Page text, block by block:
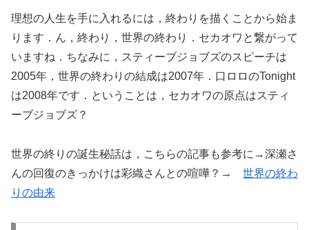
理想の人生を手に入れるには，終わりを描くことから始ま
ります．ん，終わり，世界の終わり．セカオワと繋がって
いますね．ちなみに，スティーブジョブズのスピーチは
2005年，世界の終わりの結成は2007年．口ロロのTonight
は2008年です．ということは，セカオワの原点はスティ
ーブジョブズ？
世界の終りの誕生秘話は，こちらの記事も参考に→深瀬さ
んの回復のきっかけは彩織さんとの喧嘩？→ 世界の終わ
りの由来